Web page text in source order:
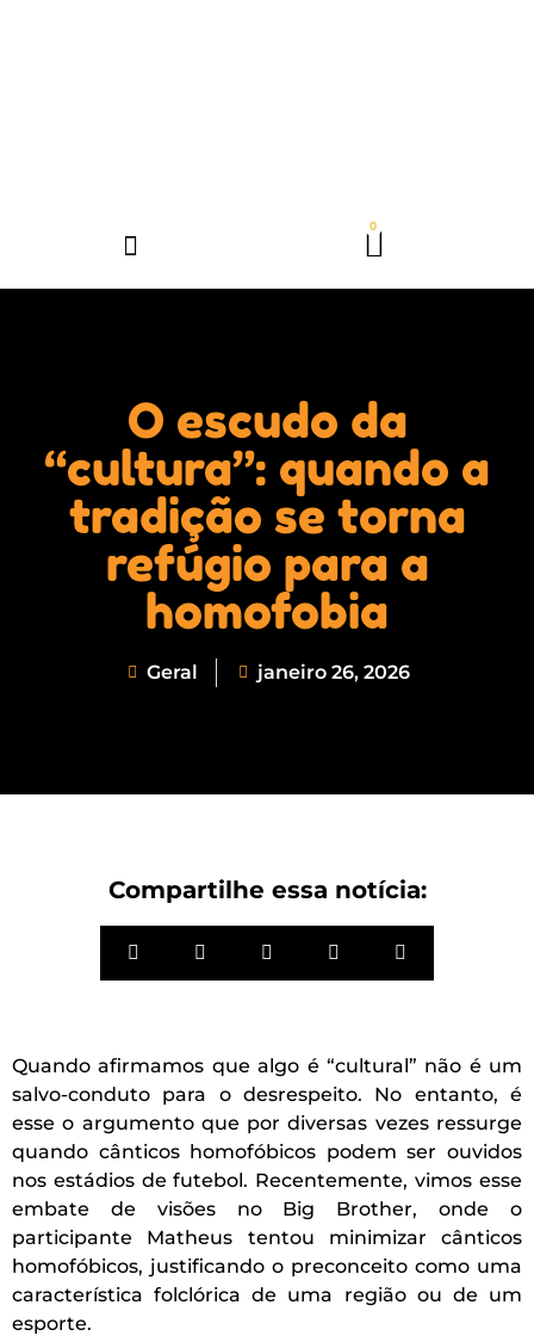
O escudo da
“cultura”: quando a
tradição se torna
refúgio para a
homofobia
Geral janeiro 26, 2026
Compartilhe essa notícia:
Quando afirmamos que algo é “cultural” não é um
salvo-conduto para o desrespeito. No entanto, é
esse o argumento que por diversas vezes ressurge
quando cânticos homofóbicos podem ser ouvidos
nos estádios de futebol. Recentemente, vimos esse
embate de visões no Big Brother, onde o
participante Matheus tentou minimizar cânticos
homofóbicos, justificando o preconceito como uma
característica folclórica de uma região ou de um
esporte.